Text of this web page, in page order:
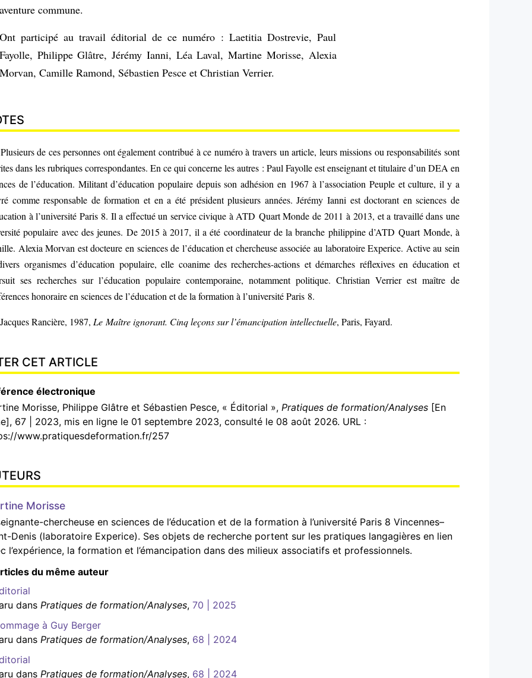
aventure commune.
Ont participé au travail éditorial de ce numéro : Laetitia Dostrevie, Paul
Fayolle, Philippe Glâtre, Jérémy Ianni, Léa Laval, Martine Morisse, Alexia
Morvan, Camille Ramond, Sébastien Pesce et Christian Verrier.
de ces personnes ont également contribué à ce numéro à travers un article, leurs missions ou responsabilités sont
dans les rubriques correspondantes. En ce qui concerne les autres : Paul Fayolle est enseignant et titulaire d’un DEA en
de l’éducation. Militant d’éducation populaire depuis son adhésion en 1967 à l’association Peuple et culture, il y a
comme responsable de formation et en a été président plusieurs années. Jérémy Ianni est doctorant en sciences de
à l’université Paris 8. Il a effectué un service civique à ATD Quart Monde de 2011 à 2013, et a travaillé dans une
populaire avec des jeunes. De 2015 à 2017, il a été coordinateur de la branche philippine d’ATD Quart Monde, à
Alexia Morvan est docteure en sciences de l’éducation et chercheuse associée au laboratoire Experice. Active au sein
organismes d’éducation populaire, elle coanime des recherches-actions et démarches réflexives en éducation et
ses recherches sur l’éducation populaire contemporaine, notamment politique. Christian Verrier est maître de
honoraire en sciences de l’éducation et de la formation à l’université Paris 8.
Rancière, 1987, Le Maître ignorant. Cinq leçons sur l’émancipation intellectuelle, Paris, Fayard.
CET ARTICLE
électronique
Morisse, Philippe Glâtre et Sébastien Pesce, « Éditorial », Pratiques de formation/Analyses [En
67 | 2023, mis en ligne le 01 septembre 2023, consulté le 08 août 2026. URL :
www.pratiquesdeformation.fr/257
Morisse
chercheuse en sciences de l’éducation et de la formation à l’université Paris 8 Vincennes–
Denis (laboratoire Experice). Ses objets de recherche portent sur les pratiques langagières en lien
l’expérience, la formation et l’émancipation dans des milieux associatifs et professionnels.
du même auteur
dans Pratiques de formation/Analyses, 70 | 2025
à Guy Berger
dans Pratiques de formation/Analyses, 68 | 2024
dans Pratiques de formation/Analyses, 68 | 2024